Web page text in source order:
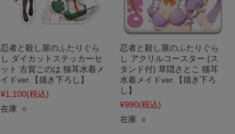
忍者と殺し屋のふたりぐら
し ダイカットステッカーセ
ット 古賀このは 猫耳水着メ
イドver.【描き下ろし】
¥1,100(税込)
在庫 ○
忍者と殺し屋のふたりぐら
し アクリルコースター (ス
タンド付) 草隠さとこ 猫耳
水着メイドver.【描き下ろ
し】
¥990(税込)
在庫 ○